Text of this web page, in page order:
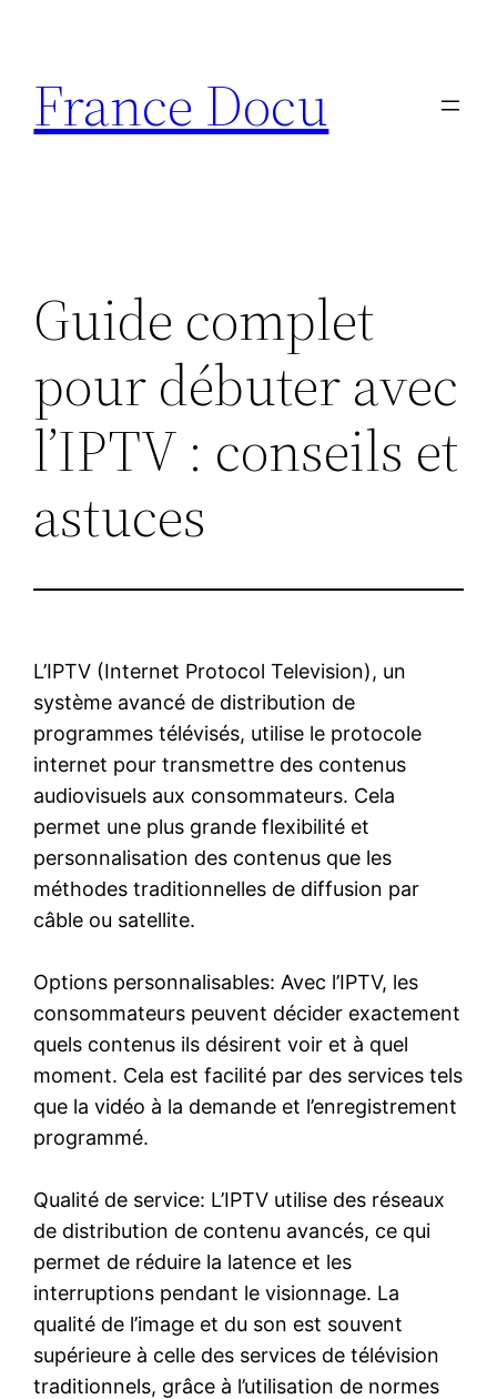
contenu
France Docu
Guide complet
pour débuter avec
l’IPTV : conseils et
astuces
L’IPTV (Internet Protocol Television), un
système avancé de distribution de
programmes télévisés, utilise le protocole
internet pour transmettre des contenus
audiovisuels aux consommateurs. Cela
permet une plus grande flexibilité et
personnalisation des contenus que les
méthodes traditionnelles de diffusion par
câble ou satellite.
Options personnalisables: Avec l’IPTV, les
consommateurs peuvent décider exactement
quels contenus ils désirent voir et à quel
moment. Cela est facilité par des services tels
que la vidéo à la demande et l’enregistrement
programmé.
Qualité de service: L’IPTV utilise des réseaux
de distribution de contenu avancés, ce qui
permet de réduire la latence et les
interruptions pendant le visionnage. La
qualité de l’image et du son est souvent
supérieure à celle des services de télévision
traditionnels, grâce à l’utilisation de normes